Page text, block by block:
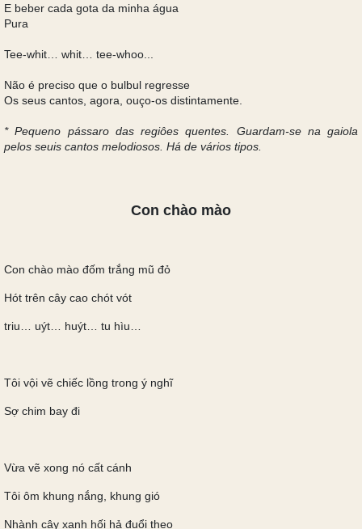
E beber cada gota da minha água
Pura
Tee-whit… whit… tee-whoo...
Não é preciso que o bulbul regresse
Os seus cantos, agora, ouço-os distintamente.
* Pequeno pássaro das regiôes quentes. Guardam-se na gaiola
pelos seuis cantos melodiosos. Há de vários tipos.
Con chào mào
Con chào mào đốm trắng mũ đỏ
Hót trên cây cao chót vót
triu… uýt… huýt… tu hìu…
Tôi vội vẽ chiếc lồng trong ý nghĩ
Sợ chim bay đi
Vừa vẽ xong nó cất cánh
Tôi ôm khung nắng, khung gió
Nhành cây xanh hối hả đuổi theo